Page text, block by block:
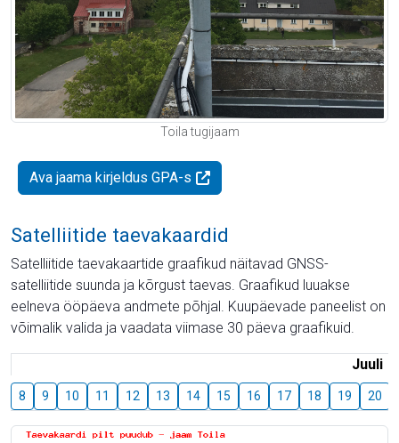
Toila tugijaam
Ava jaama kirjeldus GPA-s
Satelliitide taevakaardid
Satelliitide taevakaartide graafikud näitavad GNSS-
satelliitide suunda ja kõrgust taevas. Graafikud luuakse
eelneva ööpäeva andmete põhjal. Kuupäevade paneelist on
võimalik valida ja vaadata viimase 30 päeva graafikuid.
Juuli
8 9 10 11 12 13 14 15 16 17 18 19 20